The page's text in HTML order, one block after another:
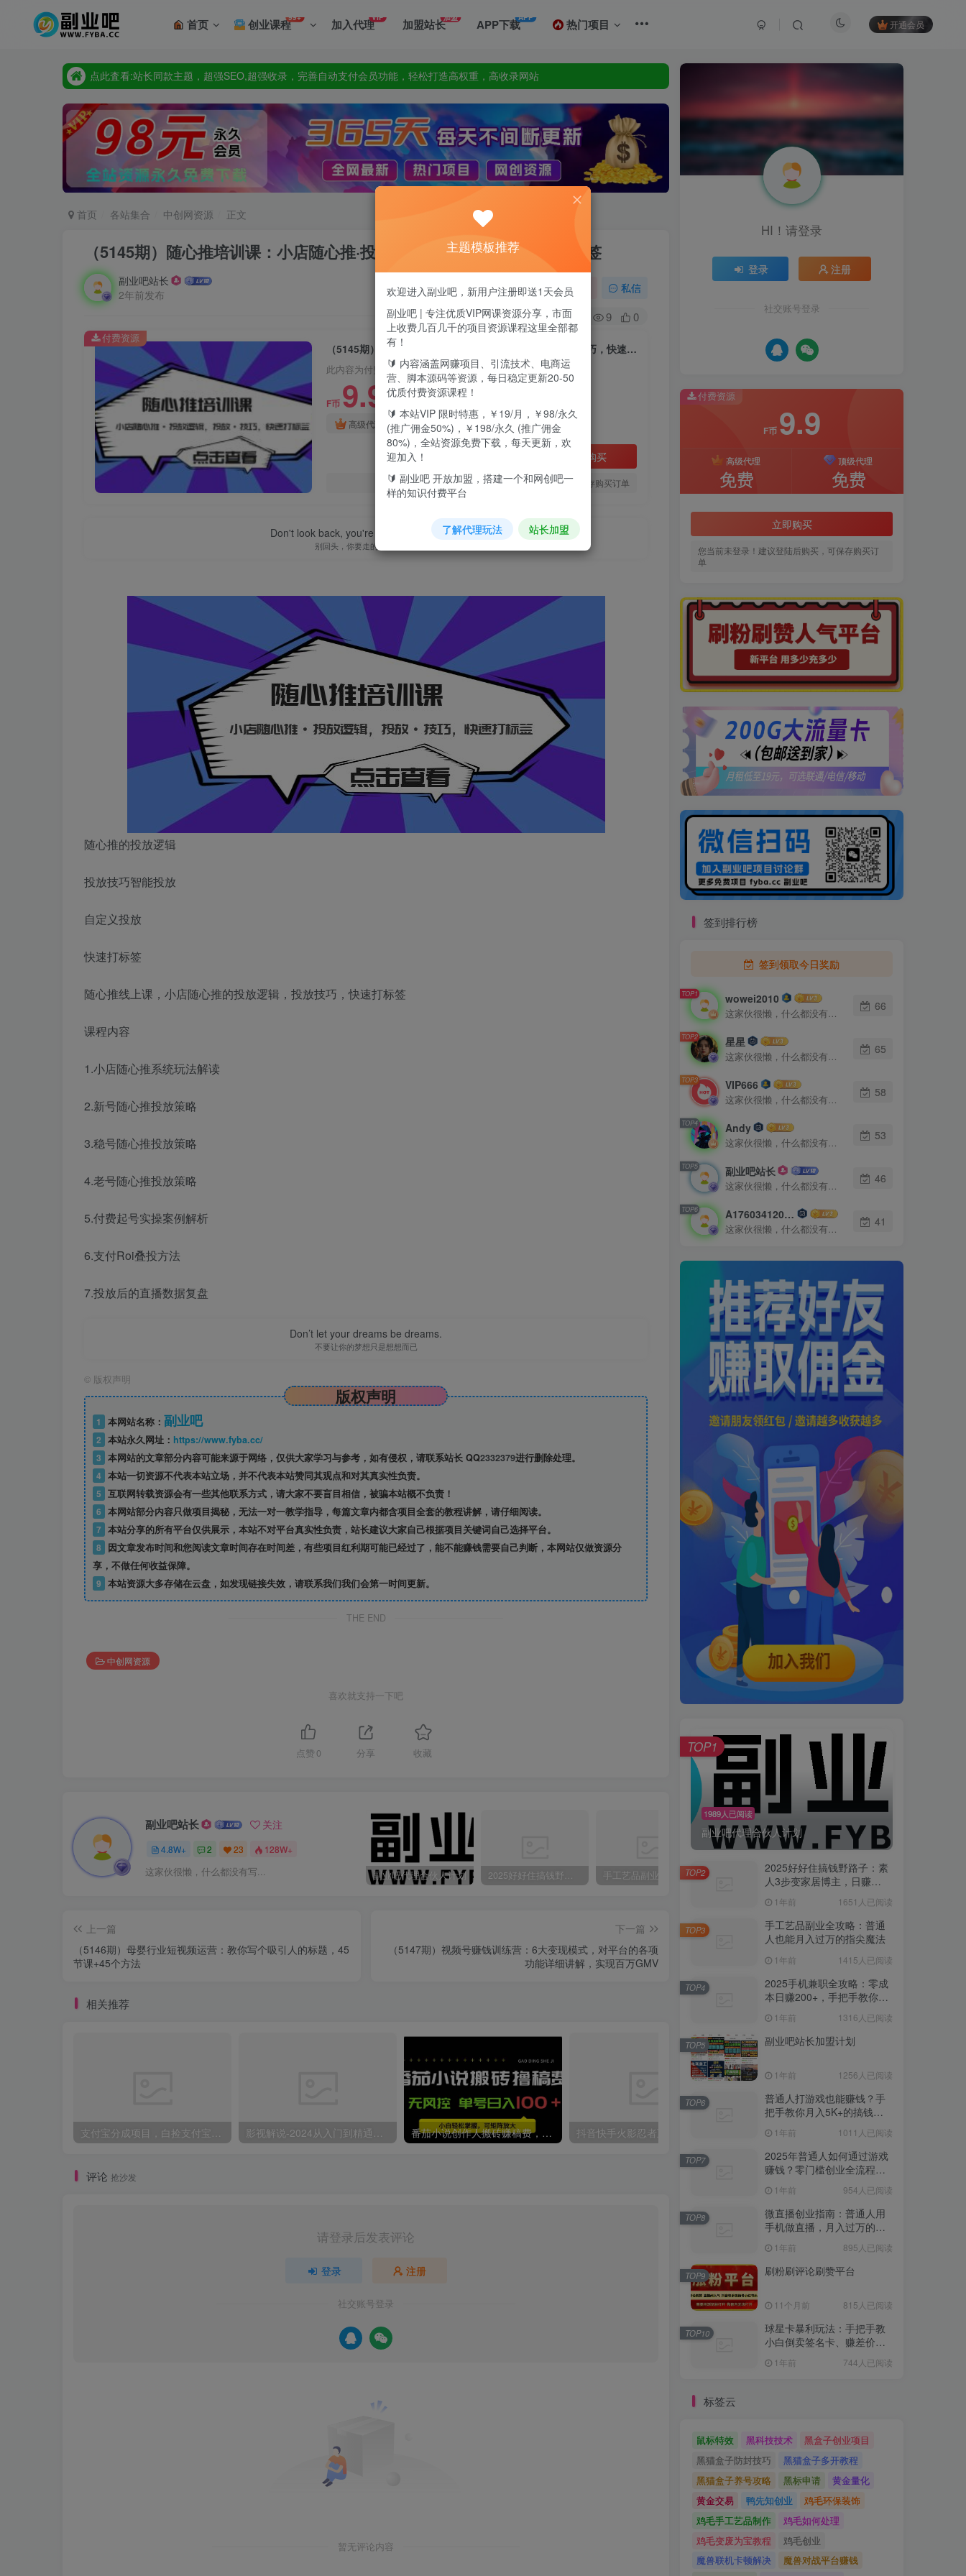
首页 创业课程99+ 加入代理VIP 加盟站长加盟 APP下载APP 热门项目 开通会员
点此査看:站长同款主题，超强SEO,超强收录，完善自动支付会员功能，轻松打造高权重，高收录网站
点此査看:站长同款主题，超强SEO,超强收录，完善自动支付会员功能，轻松打造高权重，高收录网站
只要98元开通VIP会员，终身下载各大机构内部资源,一站式草根创业基地,最新最强网赚教程大全，小投入，大回报!
首页 各站集合 中创网资源 正文
（5145期）随心推培训课：小店随心推·投放逻辑，投放·技巧，快速打标签
副业吧站长
2年前发布
关注 私信
9 0
（5145期）随心推培训课：小店随心推·投放逻辑，投放·技巧，快速打标签
此内容为付费资源，请付费后查看
F币 9.9
高级代理 免费 顶级代理免费
立即购买
您当前未登录！建议登陆后购买，可保存购买订单
付费资源
Don't look back, you're not going that way.
别回头，你要走的不是那条路
随心推的投放逻辑
投放技巧智能投放
自定义投放
快速打标签
随心推线上课，小店随心推的投放逻辑，投放技巧，快速打标签
课程内容
1.小店随心推系统玩法解读
2.新号随心推投放策略
3.稳号随心推投放策略
4.老号随心推投放策略
5.付费起号实操案例解析
6.支付Roi叠投方法
7.投放后的直播数据复盘
Don’t let your dreams be dreams.
不要让你的梦想只是想想而已
© 版权声明
版权声明
1 本网站名称： 副业吧
2 本站永久网址： https://www.fyba.cc/
3 本网站的文章部分内容可能来源于网络，仅供大家学习与参考，如有侵权，请联系站长 QQ2332379进行删除处理。
4 本站一切资源不代表本站立场，并不代表本站赞同其观点和对其真实性负责。
5 互联网转载资源会有一些其他联系方式，请大家不要盲目相信，被骗本站概不负责！
6 本网站部分内容只做项目揭秘，无法一对一教学指导，每篇文章内都含项目全套的教程讲解，请仔细阅读。
7 本站分享的所有平台仅供展示，本站不对平台真实性负责，站长建议大家自己根据项目关键词自己选择平台。
8
因文章发布时间和您阅读文章时间存在时间差，有些项目红利期可能已经过了，能不能赚钱需要自己判断，本网站仅做资源分
享，不做任何收益保障。
9 本站资源大多存储在云盘，如发现链接失效，请联系我们我们会第一时间更新。
THE END
中创网资源
喜欢就支持一下吧
点赞 0 分享 收藏
副业吧站长 关注
4.8W+ 2 23 128W+
这家伙很懒，什么都没有写... 副业吧代理合伙人计划 手工艺品副业全攻略：普通人也能月入过万的指尖魔法 2025手机兼职全攻略：零成本日赚200+，手把手教你避开骗局躺赚 副业吧站长加盟计划
上一篇
（5146期）母婴行业短视频运营：教你写个吸引人的标题，45
节课+45个方法
下一篇
（5147期）视频号赚钱训练营：6大变现模式，对平台的各项
功能详细讲解，实现百万GMV
相关推荐
番茄小说创作人搬砖赚稿费，无风控单号日入100＋，小白轻松掌握，可矩… （16644期）2025虚拟资料变现实操：选品+素材制作+笔记发布+自动发货，一个月变现10w+
评论 抢沙发
请登录后发表评论
登录 注册
社交账号登录
暂无评论内容
HI！请登录
登录 注册
社交账号登录
付费资源
F币 9.9
高级代理
免费
顶级代理
免费
立即购买
您当前未登录！建议登陆后购买，可保存购买订
单
签到排行榜
签到领取今日奖励
TOP1 wowei2010
这家伙很懒，什么都没有写...
66
TOP2 星星
这家伙很懒，什么都没有写...
65
TOP3 VIP666
这家伙很懒，什么都没有写...
58
TOP4 Andy
这家伙很懒，什么都没有写...
53
TOP5 副业吧站长
这家伙很懒，什么都没有写...
46
TOP6 A17603412010
这家伙很懒，什么都没有写...
41
1989人已阅读
副业吧代理合伙人计划
TOP1
2025好好住搞钱野路子：素
人3步变家居博主，日赚
500+保姆级教程
手工艺品副业全攻略：普通
2025手机兼职全攻略：零成
开骗局躺赚
TOP5
普通人打游戏也能赚钱？手
势！
2025年普通人如何通过游戏
解（附变现攻略）
微直播创业指南：普通人用
战技巧（附防坑指南）
TOP9
球星卡暴利玩法：手把手教
避坑指南！​
鼠标特效 黑科技技术
黑盒子创业项目
黑猫盒子防封技巧
黑猫盒子多开教程
黑猫盒子养号攻略
黑标申请
黄金量化
黄金交易
鸭先知创业
鸡毛环保装饰
鸡毛手工艺品制作
鸡毛如何处理
鸡毛变废为宝教程
鸡毛创业
主题模板推荐
欢迎进入副业吧，新用户注册即送1天会员
副业吧 | 专注优质VIP网课资源分享，市面
上收费几百几千的项目资源课程这里全部都
有！
🔰 内容涵盖网赚项目、引流技术、电商运
营、脚本源码等资源，每日稳定更新20-50
优质付费资源课程！
🔰 本站VIP 限时特惠，￥19/月，￥98/永久
(推广佣金50%)，￥198/永久 (推广佣金
80%)，全站资源免费下载，每天更新，欢
迎加入！
🔰 副业吧 开放加盟，搭建一个和网创吧一
样的知识付费平台
了解代理玩法 站长加盟